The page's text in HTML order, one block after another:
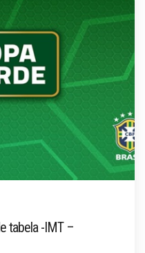
tabela -IMT –